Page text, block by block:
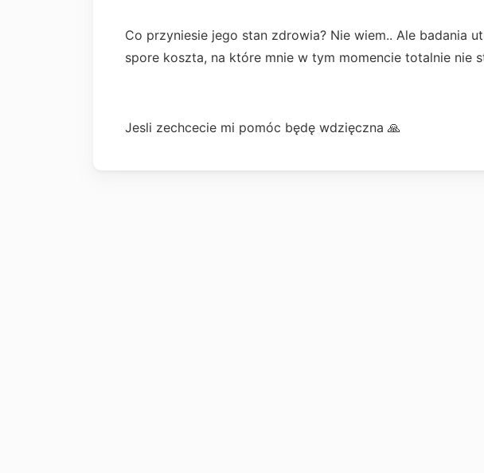
Co przyniesie jego stan zdrowia? Nie wiem.. Ale badania
spore koszta, na które mnie w tym momencie totalnie nie
Jesli zechcecie mi pomóc będę wdzięczna 🙏